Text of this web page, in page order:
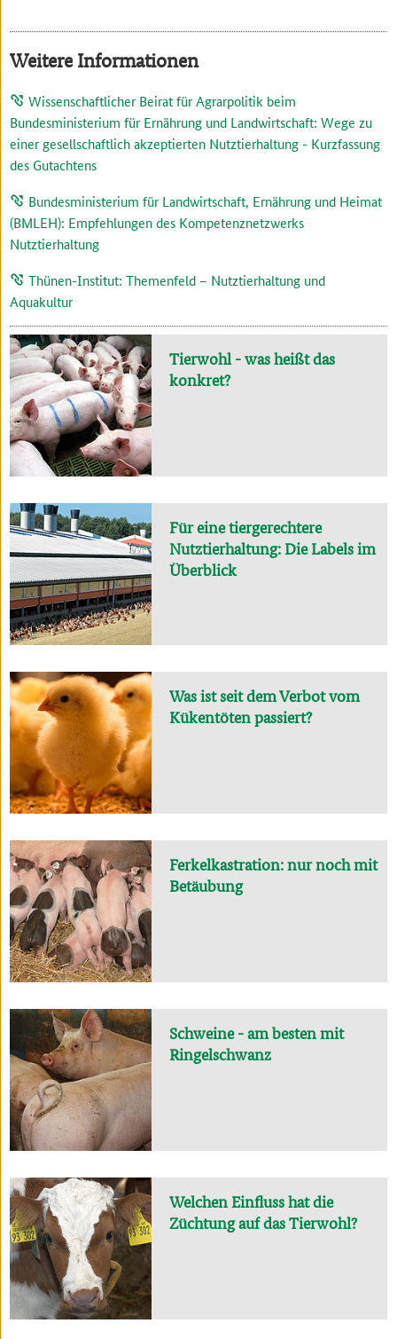
Weitere Informationen
Wissenschaftlicher Beirat für Agrarpolitik beim
Bundesministerium für Ernährung und Landwirtschaft: Wege zu
einer gesellschaftlich akzeptierten Nutztierhaltung - Kurzfassung
des Gutachtens
Bundesministerium für Landwirtschaft, Ernährung und Heimat
(BMLEH): Empfehlungen des Kompetenznetzwerks
Nutztierhaltung
Thünen-Institut: Themenfeld – Nutztierhaltung und
Aquakultur
Tierwohl - was heißt das
konkret?
Für eine tiergerechtere
Nutztierhaltung: Die Labels im
Überblick
Was ist seit dem Verbot vom
Kükentöten passiert?
Ferkelkastration: nur noch mit
Betäubung
Schweine - am besten mit
Ringelschwanz
Welchen Einfluss hat die
Züchtung auf das Tierwohl?